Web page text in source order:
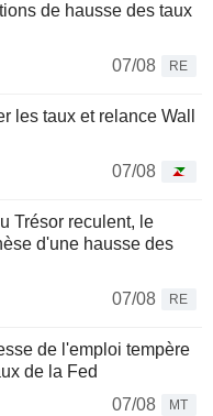
de hausse des taux
07/08
RE
les taux et relance Wall
07/08
Trésor reculent, le
d'une hausse des
07/08
RE
de l'emploi tempère
de la Fed
07/08
MT